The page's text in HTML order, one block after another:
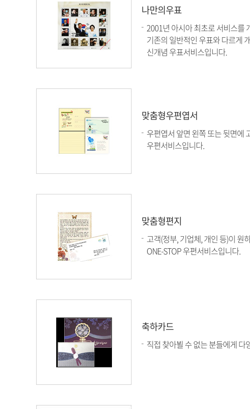
나만의우표
2001년 아시아 최초로 서비스를
기존의 일반적인 우표와 다르게
신개념 우표서비스입니다.
맞춤형우편엽서
우편엽서 앞면 왼쪽 또는 뒷면에
우편서비스입니다.
맞춤형편지
고객(정부, 기업체, 개인 등)이 원
ONE-STOP 우편서비스입니다.
축하카드
직접 찾아뵐 수 없는 분들에게